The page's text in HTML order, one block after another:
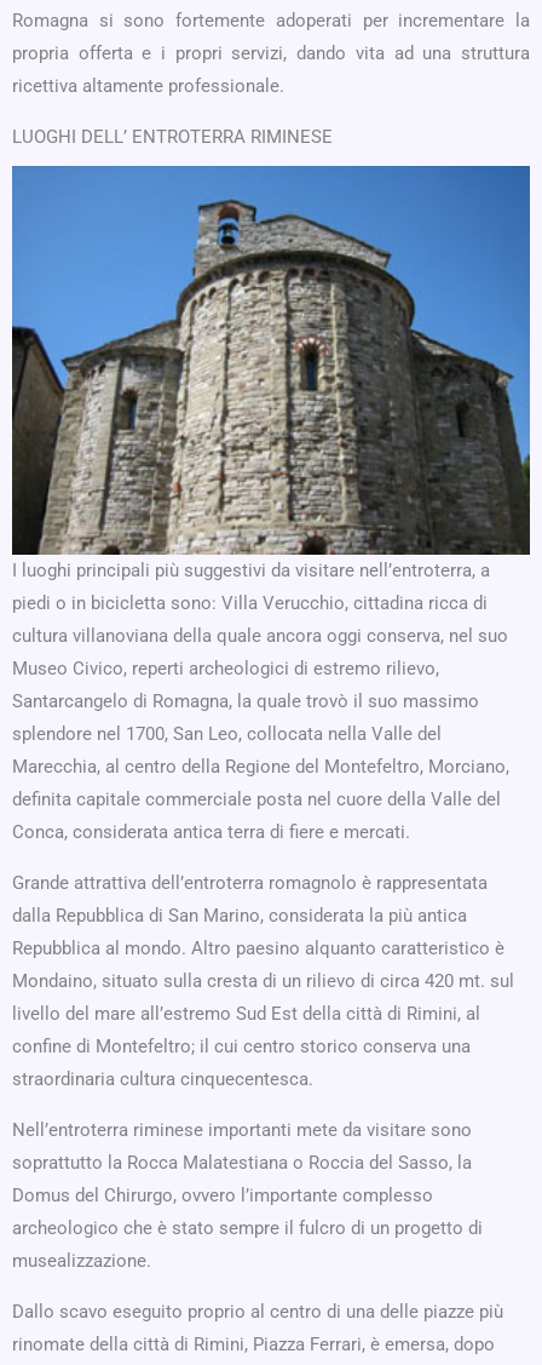
Romagna si sono fortemente adoperati per incrementare la
propria offerta e i propri servizi, dando vita ad una struttura
ricettiva altamente professionale.
LUOGHI DELL’ ENTROTERRA RIMINESE
I luoghi principali più suggestivi da visitare nell’entroterra, a
piedi o in bicicletta sono: Villa Verucchio, cittadina ricca di
cultura villanoviana della quale ancora oggi conserva, nel suo
Museo Civico, reperti archeologici di estremo rilievo,
Santarcangelo di Romagna, la quale trovò il suo massimo
splendore nel 1700, San Leo, collocata nella Valle del
Marecchia, al centro della Regione del Montefeltro, Morciano,
definita capitale commerciale posta nel cuore della Valle del
Conca, considerata antica terra di fiere e mercati.
Grande attrattiva dell’entroterra romagnolo è rappresentata
dalla Repubblica di San Marino, considerata la più antica
Repubblica al mondo. Altro paesino alquanto caratteristico è
Mondaino, situato sulla cresta di un rilievo di circa 420 mt. sul
livello del mare all’estremo Sud Est della città di Rimini, al
confine di Montefeltro; il cui centro storico conserva una
straordinaria cultura cinquecentesca.
Nell’entroterra riminese importanti mete da visitare sono
soprattutto la Rocca Malatestiana o Roccia del Sasso, la
Domus del Chirurgo, ovvero l’importante complesso
archeologico che è stato sempre il fulcro di un progetto di
musealizzazione.
Dallo scavo eseguito proprio al centro di una delle piazze più
rinomate della città di Rimini, Piazza Ferrari, è emersa, dopo